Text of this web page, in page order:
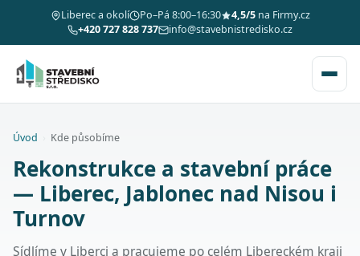
Liberec a okolí Po–Pá 8:00–16:30 4,5/5na Firmy.cz
+420 727 828 737
info@stavebnistredisko.cz
Úvod Kde působíme
Rekonstrukce a stavební práce
— Liberec, Jablonec nad Nisou i
Turnov
Sídlíme v Liberci a pracujeme po celém Libereckém kraji